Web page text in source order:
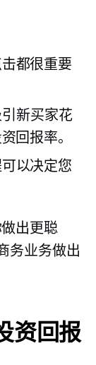
都很重要
新买家花
回报率。
以决定您
出更聪
务业务做出
资回报